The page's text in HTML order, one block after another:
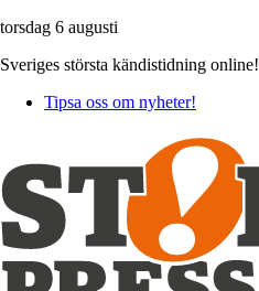
torsdag 6 augusti
Sveriges största kändistidning online!
Tipsa oss om nyheter!